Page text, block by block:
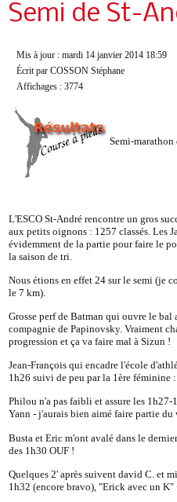
Semi de St-
Mis à jour : mardi 14 janvier 2014 18:59
Écrit par COSSON Stéphane
Affichages : 3774
Semi-marathon
L'ESCO St-André rencontre un gros
aux petits oignons : 1257 classés. Les
évidemment de la partie pour faire le
la saison de tri.
Nous étions en effet 24 sur le semi (je
le 7 km).
Grosse perf de Batman qui ouvre le
compagnie de Papinovsky. Vraiment
progression et ça va faire mal à Sizun !
Jean-François qui encadre l'école
1h26 suivi de peu par la 1ère féminine
Philou n'a pas faibli et assure les
Yann - j'aurais bien aimé faire partie du
Busta et Eric m'ont avalé dans le
des 1h30 OUF !
Quelques 2' après suivent david C. et
1h32 (encore bravo), "Erick avec un